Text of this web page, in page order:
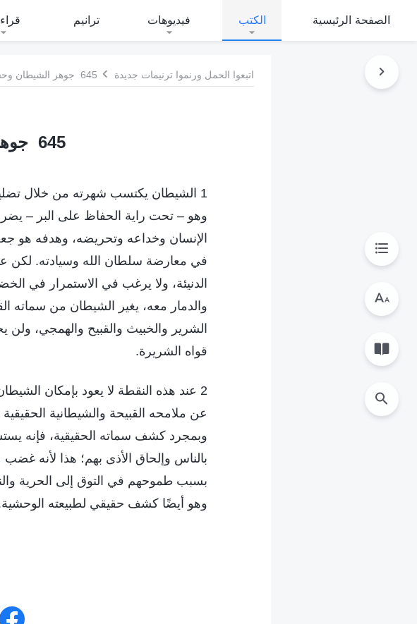
الصفحة الرئيسية الكتب فيديوهات ترانيم
اتبعوا الحمل ورنموا ترنيمات جديدة 645 جوهر الشيطان وحشيّ وشرير
645 جوهر الشيطان وحشيّ وشرير
1 الشيطان يكتسب شهرته من خلال
وهو – تحت راية الحفاظ على البر – يضر
الإنسان وخداعه وتحريضه، وهدفه هو
في معارضة سلطان الله وسيادته. لكن
الدنيئة، ولا يرغب في الاستمرار في
والدمار معه، يغير الشيطان من سماته
الشرير والخبيث والقبيح والهمجي،
قواه الشريرة.
2 عند هذه النقطة لا يعود بإمكان
عن ملامحه القبيحة والشيطانية
وبمجرد كشف سماته الحقيقية، فإنه
بالناس وإلحاق الأذى بهم؛ هذا لأنه
بسبب طموحهم في التوق إلى الحرية
وهو أيضًا كشف حقيقي لطبيعته